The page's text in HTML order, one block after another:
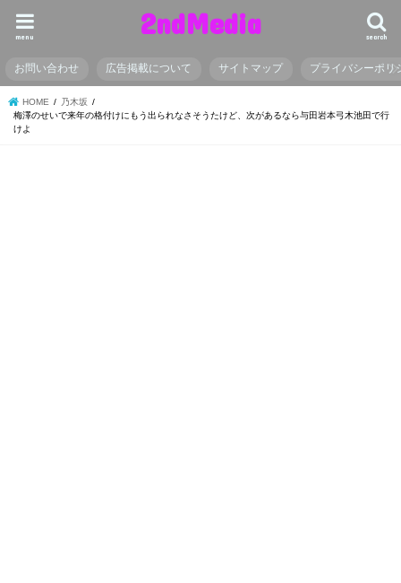
2ndMedia search
menu
お問い合わせ 広告掲載について サイトマップ プライバシーポリ
HOME
乃木坂
梅澤のせいで来年の格付けにもう出られなさそうたけど、次があるなら与田岩本弓木池田で行
けよ